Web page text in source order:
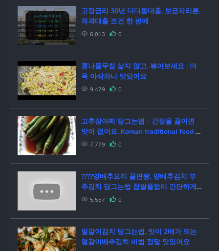
고정금리 30년 디디돌대출, 보금자리론,
적격대출 조건 한 번에
6,013 0
콩나물무침 삶지 않고, 볶아보세요 : 더
욱 아삭하니 맛있어요
9,479 0
고추장아찌 담그는법 - 간장을 끓이면
맛이 없어요. Korean traditional food ::
Pepper Pickle
7,779 0
????양배추요리 끝판왕, 양배추김치 부
추김치 담그는법 찹쌀풀없이 간단하게
알토란 레시피
5,557 0
얼갈이김치 담그는법, 맛이 2배가 되는
얼갈이배추김치 비법 정말 맛있어요